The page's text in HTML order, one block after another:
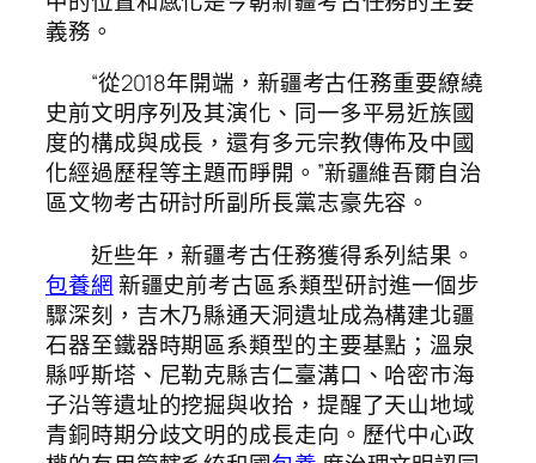
義務。
“從2018年開端，新疆考古任務重要繚繞
史前文明序列及其演化、同一多平易近族國
度的構成與成長，還有多元宗教傳佈及中國
化經過歷程等主題而睜開。”新疆維吾爾自治
區文物考古研討所副所長黨志豪先容。
近些年，新疆考古任務獲得系列結果。
包養網新疆史前考古區系類型研討進一個步
驟深刻，吉木乃縣通天洞遺址成為構建北疆
石器至鐵器時期區系類型的主要基點；溫泉
縣呼斯塔、尼勒克縣吉仁臺溝口、哈密市海
子沿等遺址的挖掘與收拾，提醒了天山地域
青銅時期分歧文明的成長走向。歷代中心政